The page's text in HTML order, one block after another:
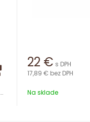
22 € s DPH
17,89 € bez DPH
Na sklade